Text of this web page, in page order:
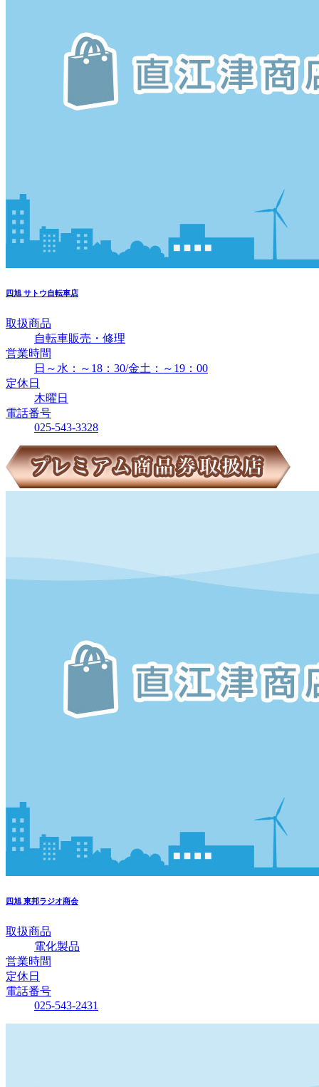
四旭 サトウ自転車店
取扱商品
自転車販売・修理
営業時間
日～水：～18：30/金土：～19：00
定休日
木曜日
電話番号
025-543-3328
四旭 東邦ラジオ商会
取扱商品
電化製品
営業時間
定休日
電話番号
025-543-2431